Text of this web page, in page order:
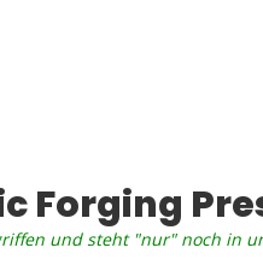
Forging
und steht "nur" noch in